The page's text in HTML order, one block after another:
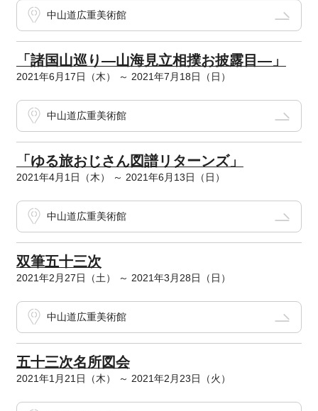
中山道広重美術館
「諸国山巡り―山海見立相撲お披露目―」
2021年6月17日（木） ～ 2021年7月18日（日）
中山道広重美術館
「ゆる旅おじさん図譜リターンズ」
2021年4月1日（木） ～ 2021年6月13日（日）
中山道広重美術館
双筆五十三次
2021年2月27日（土） ～ 2021年3月28日（日）
中山道広重美術館
五十三次名所図会
2021年1月21日（木） ～ 2021年2月23日（火）